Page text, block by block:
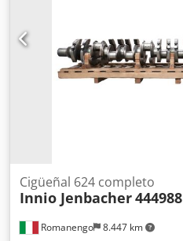
Romanengo 8.447 km
Cigüeñal 624 completo
Innio Jenbacher444988